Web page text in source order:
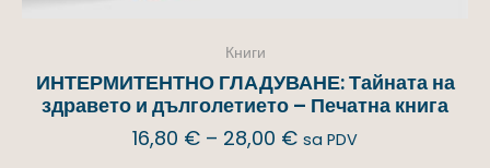
Книги
ИНТЕРМИТЕНТНО ГЛАДУВАНЕ: Тайната на
здравето и дълголетието – Печатна книга
16,80 € – 28,00 € sa PDV